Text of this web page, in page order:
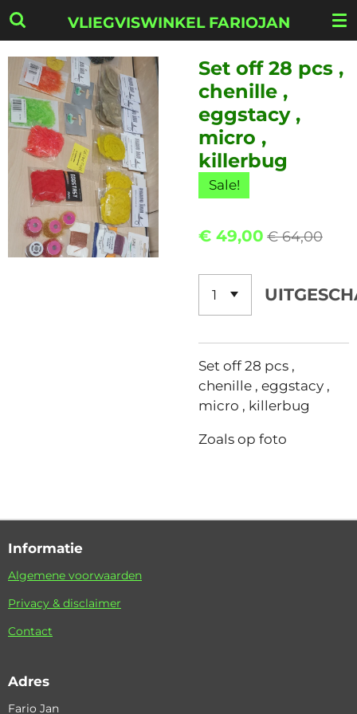
Ga
direct
naar
de
hoofdinhoud
VLIEGVISWINKEL FARIOJAN
Set off 28 pcs ,
chenille ,
eggstacy ,
micro ,
killerbug
Sale!
€ 49,00 € 64,00
Set off 28 pcs ,
chenille , eggstacy ,
micro , killerbug
Zoals op foto
Informatie
Algemene voorwaarden
Privacy & disclaimer
Contact
Adres
Fario Jan